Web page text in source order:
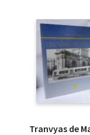
Tranvyas de